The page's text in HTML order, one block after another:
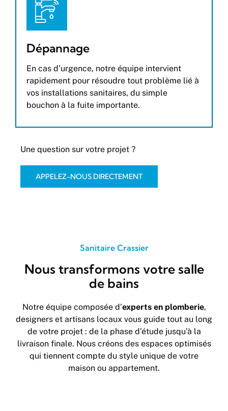
Dépannage
En cas d’urgence, notre équipe intervient
rapidement pour résoudre tout problème lié à
vos installations sanitaires, du simple
bouchon à la fuite importante.
Une question sur votre projet ?
APPELEZ-NOUS DIRECTEMENT
Sanitaire Crassier
Nous transformons votre salle
de bains
Notre équipe composée d’experts en plomberie,
designers et artisans locaux vous guide tout au long
de votre projet : de la phase d’étude jusqu’à la
livraison finale. Nous créons des espaces optimisés
qui tiennent compte du style unique de votre
maison ou appartement.